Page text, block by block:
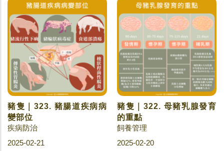
豬隻｜323. 豬腸道疾病病
變部位
疾病防治
2025-02-21
豬隻｜322. 母豬乳腺發育
的重點
飼養管理
2025-02-20